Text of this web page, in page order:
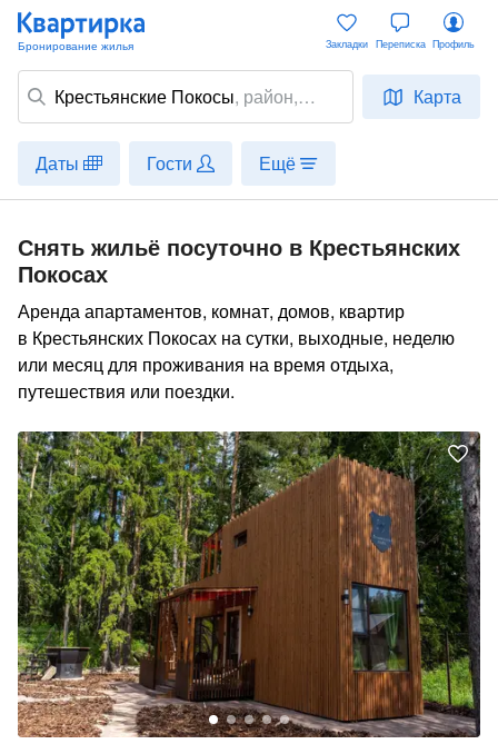
Крестьянские Покосы, район,
улица, место
Карта
Закладки Переписка Профиль
Даты Гости Ещё
Снять жильё посуточно в Крестьянских
Покосах
Аренда апартаментов, комнат, домов, квартир
в Крестьянских Покосах на сутки, выходные, неделю
или месяц для проживания на время отдыха,
путешествия или поездки.